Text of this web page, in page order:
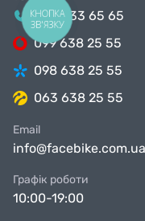
044 333 65 65
099 638 25 55
098 638 25 55
063 638 25 55
Email
info@facebike.com.ua
Графік роботи
10:00-19:00
КНОПКА
ЗВ'ЯЗКУ